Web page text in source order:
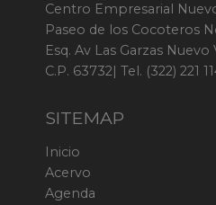
Centro Empresarial
Paseo de los Cocoteros
Esq. Av Las Garzas
C.P. 63732| Tel. (322) 221
SITEMAP
Inicio
Acervo
Agenda